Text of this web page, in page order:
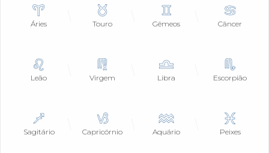
Áries Touro Gêmeos Câncer
Leão Virgem Libra Escorpião
Sagitário Capricórnio Aquário Peixes